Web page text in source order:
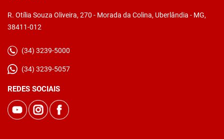
R. Otília Souza Oliveira, 270 - Morada da Colina, Uberlândia - MG,
38411-012
(34) 3239-5000
(34) 3239-5057
REDES SOCIAIS